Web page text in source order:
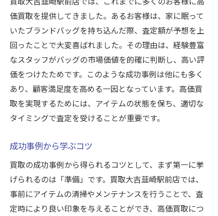
価買取を提供してきました。あるお客様は、家に眠って
いたブランドバッグを持ち込んだ際、査定額が予想を上
回ったことで大変喜ばれました。その理由は、経験豊富
なスタッフがバッグの市場価値を的確に判断し、高い評
価をつけたためです。このような成功事例は他にも多く
あり、顧客満足度を高める一因となっています。高価買
取を実現するためには、アイテムの状態を保ち、適切な
タイミングで査定を受けることが重要です。
成功事例から学ぶコツ
買取の成功事例から得られるコツとして、まず第一に挙
げられるのは「準備」です。買取大吉韮崎駅前店では、
事前にアイテムの清掃やメンテナンスを行うことで、査
定時により良い印象を与えることができ、高価買取につ